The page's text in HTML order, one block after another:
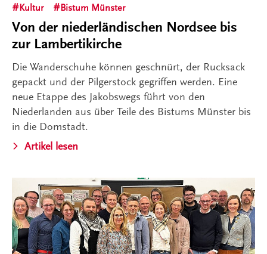
Kultur
Bistum Münster
Von der niederländischen Nordsee bis
zur Lambertikirche
Die Wanderschuhe können geschnürt, der Rucksack
gepackt und der Pilgerstock gegriffen werden. Eine
neue Etappe des Jakobswegs führt von den
Niederlanden aus über Teile des Bistums Münster bis
in die Domstadt.
Artikel lesen